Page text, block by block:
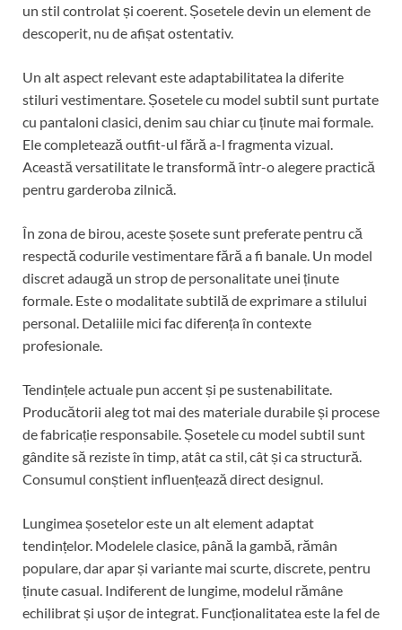
un stil controlat și coerent. Șosetele devin un element de
descoperit, nu de afișat ostentativ.
Un alt aspect relevant este adaptabilitatea la diferite
stiluri vestimentare. Șosetele cu model subtil sunt purtate
cu pantaloni clasici, denim sau chiar cu ținute mai formale.
Ele completează outfit-ul fără a-l fragmenta vizual.
Această versatilitate le transformă într-o alegere practică
pentru garderoba zilnică.
În zona de birou, aceste șosete sunt preferate pentru că
respectă codurile vestimentare fără a fi banale. Un model
discret adaugă un strop de personalitate unei ținute
formale. Este o modalitate subtilă de exprimare a stilului
personal. Detaliile mici fac diferența în contexte
profesionale.
Tendințele actuale pun accent și pe sustenabilitate.
Producătorii aleg tot mai des materiale durabile și procese
de fabricație responsabile. Șosetele cu model subtil sunt
gândite să reziste în timp, atât ca stil, cât și ca structură.
Consumul conștient influențează direct designul.
Lungimea șosetelor este un alt element adaptat
tendințelor. Modelele clasice, până la gambă, rămân
populare, dar apar și variante mai scurte, discrete, pentru
ținute casual. Indiferent de lungime, modelul rămâne
echilibrat și ușor de integrat. Funcționalitatea este la fel de